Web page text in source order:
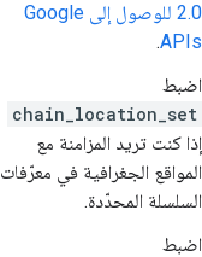
2.0 للوصول إلى Google
APIs
.
اضبط
chain_location_set
إذا كنت تريد المزامنة مع
المواقع الجغرافية في معرّفات
السلسلة المحدّدة.
اضبط